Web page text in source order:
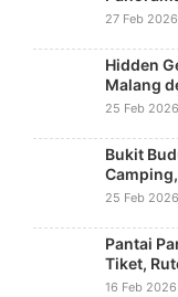
27 Feb 2026
Hidden
Malang
Kabut
25 Feb 2026
Bukit
25 Feb 2026
Pantai
Tiket,
Unik
16 Feb 2026